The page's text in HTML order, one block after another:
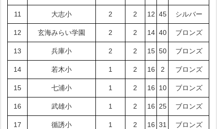
11 大志小 2 2 12 45 シルバー
12 玄海みらい学園 2 2 14 40 ブロンズ
13 兵庫小 2 2 15 50 ブロンズ
14 若木小 1 2 16 2 ブロンズ
15 七浦小 1 2 16 10 ブロンズ
16 武雄小 1 2 16 25 ブロンズ
17 循誘小 1 2 16 31 ブロンズ